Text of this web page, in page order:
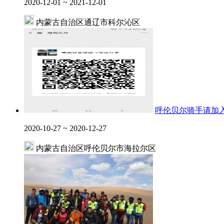
2020-12-01 ~ 2021-12-01
内蒙古自治区通辽市科尔沁区
呼伦贝尔骑手请加
2020-10-27 ~ 2020-12-27
内蒙古自治区呼伦贝尔市海拉尔区